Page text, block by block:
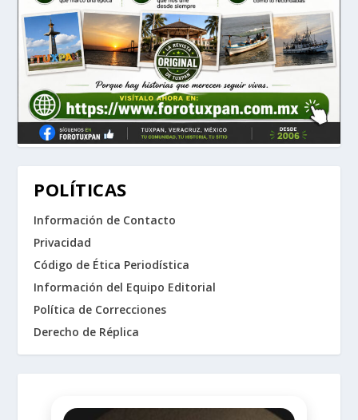
POLÍTICAS
Información de Contacto
Privacidad
Código de Ética Periodística
Información del Equipo Editorial
Política de Correcciones
Derecho de Réplica